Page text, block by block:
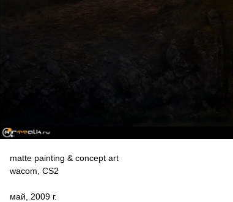
matte painting & concept art
wacom, CS2
май, 2009 г.